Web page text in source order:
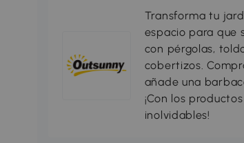
Transforma tu
espacio para que
con pérgolas,
cobertizos.
añade una
¡Con los
inolvidables!